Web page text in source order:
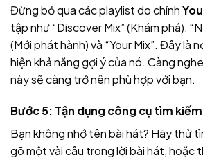
Đừng bỏ qua các playlist do chính
tập như “Discover Mix” (Khám phá),
(Mới phát hành) và “Your Mix”. Đây là
hiện khả năng gợi ý của nó. Càng
này sẽ càng trở nên phù hợp với bạn.
Bước 5: Tận dụng công cụ tìm
Bạn không nhớ tên bài hát? Hãy thử
gõ một vài câu trong lời bài hát, hoặc